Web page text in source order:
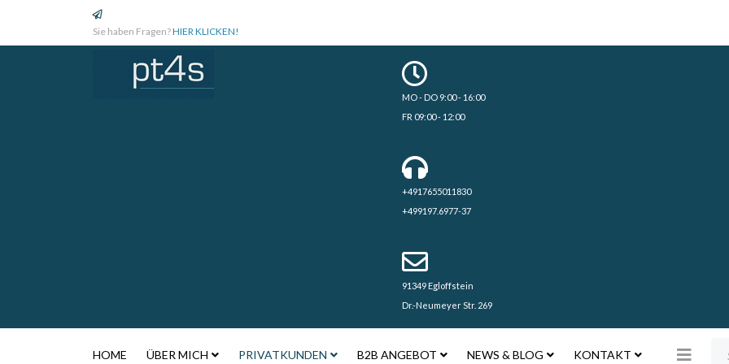
Sie haben Fragen?HIER KLICKEN!
MO - DO 9:00 - 16:00
FR 09:00 - 12:00
+4917655011830
+499197.6977-37
91349 Egloffstein
Dr.-Neumeyer Str. 269
HOME ÜBER MICH PRIVATKUNDEN B2B ANGEBOT NEWS & BLOG KONTAKT